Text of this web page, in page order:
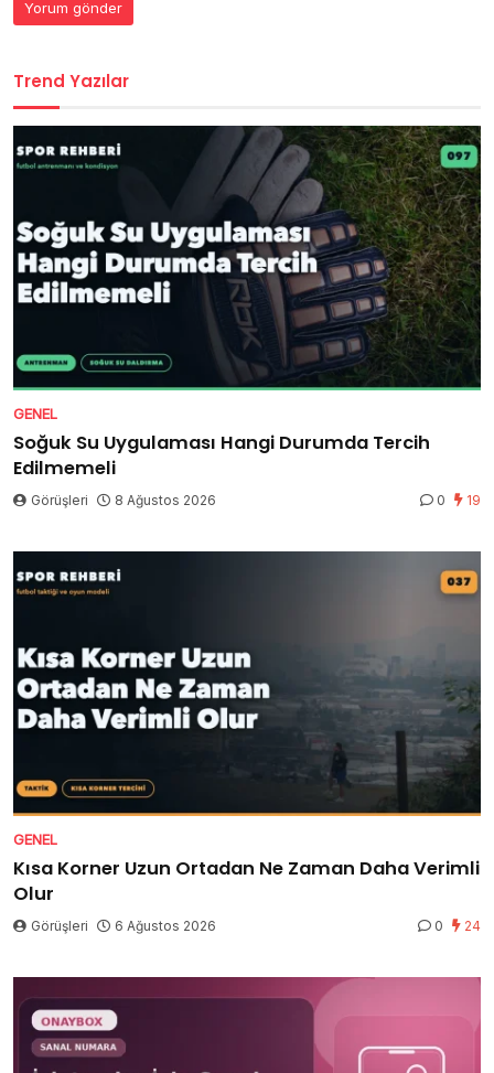
Trend Yazılar
GENEL
Soğuk Su Uygulaması Hangi Durumda Tercih
Edilmemeli
Görüşleri 8 Ağustos 2026 0 19
GENEL
Kısa Korner Uzun Ortadan Ne Zaman Daha Verimli
Olur
Görüşleri 6 Ağustos 2026 0 24